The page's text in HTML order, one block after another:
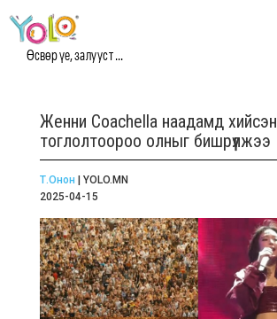
Өсвөр үе, залууст ...
Женни Coachella наадамд хийсэн
тоглолтоороо олныг бишрүүлжээ
Т.Онон | YOLO.MN
2025-04-15